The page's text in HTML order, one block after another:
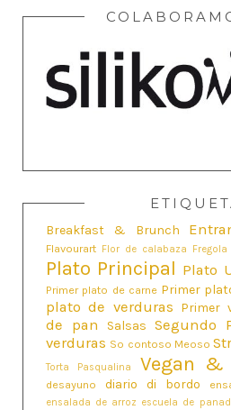
Breakfast & Brunch
Flavourart Flor de calabaza Fregola
Plato Principal Plato
Primer plato de carne Primer
plato de verduras Primer
de pan
Salsas Segundo
verduras So contoso Meoso
Torta Pasqualina Vegan &
desayuno diario di bordo
ensalada de arroz escuela de